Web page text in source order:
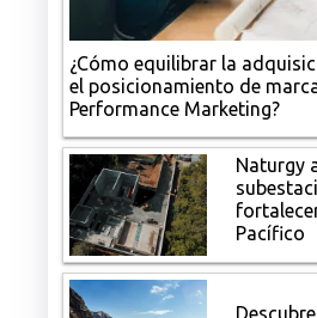
¿Cómo equilibrar la
el posicionamiento de
Performance Marketing?
Naturgy
Pacífico